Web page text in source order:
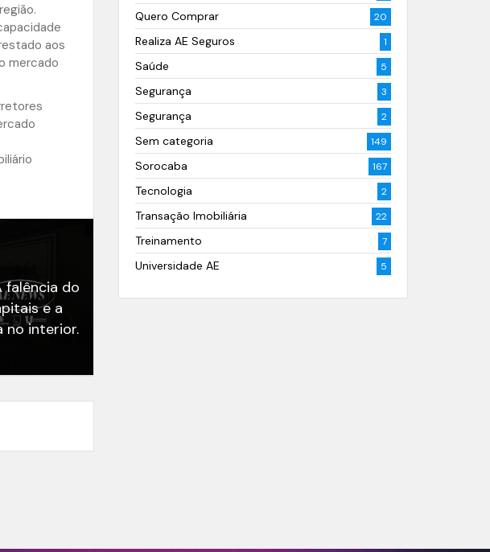
aos
mercado
falência do
e a
no interior.
Quero Comprar 20
Realiza AE Seguros 1
Saúde 5
Segurança 3
Segurança 2
Sem categoria 149
Sorocaba 167
Tecnologia 2
Transação Imobiliária 22
Treinamento 7
Universidade AE 5